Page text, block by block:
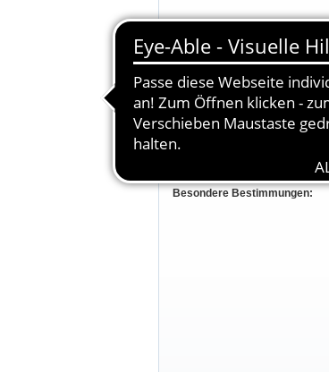
Richter:
Teilnahmeberechtigung:
Besondere Bestimmungen: